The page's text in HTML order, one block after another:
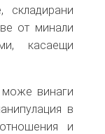
складирани
от минали
касаещи
винаги
в
и